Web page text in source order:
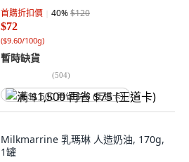
首購折扣價 40%$120
$72
($9.60/100g)
暫時缺貨
(504)
满 $1,500 再省 $75 (王道卡)
Milkmarrine 乳瑪琳 人造奶油, 170g,
1罐